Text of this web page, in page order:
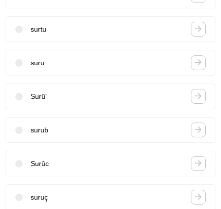
surtu
suru
Surû'
surub
Surûc
suruç